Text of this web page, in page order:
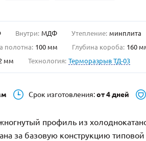
Внутри: МДФ Утепление: минплита
полотна: 100 мм Глубина короба: 160
мм Технология: Терморазрыв ТД-03
Срок изготовления:от 4 дней
профиль из
за базовую конструкцию